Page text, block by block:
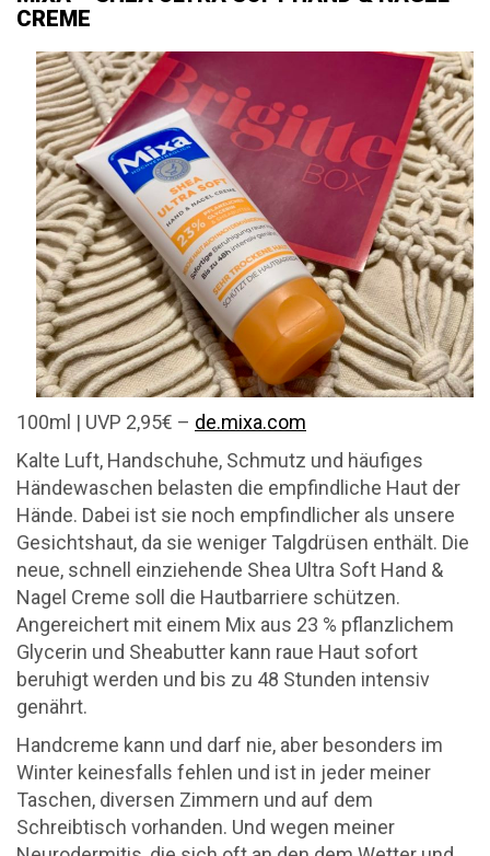
CREME
100ml | UVP 2,95€ – de.mixa.com
Kalte Luft, Handschuhe, Schmutz und häufiges
Händewaschen belasten die empfindliche Haut der
Hände. Dabei ist sie noch empfindlicher als unsere
Gesichtshaut, da sie weniger Talgdrüsen enthält. Die
neue, schnell einziehende Shea Ultra Soft Hand &
Nagel Creme soll die Hautbarriere schützen.
Angereichert mit einem Mix aus 23 % pflanzlichem
Glycerin und Sheabutter kann raue Haut sofort
beruhigt werden und bis zu 48 Stunden intensiv
genährt.
Handcreme kann und darf nie, aber besonders im
Winter keinesfalls fehlen und ist in jeder meiner
Taschen, diversen Zimmern und auf dem
Schreibtisch vorhanden. Und wegen meiner